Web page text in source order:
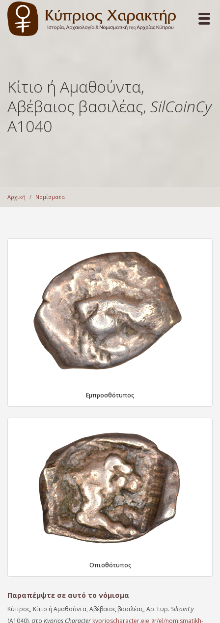
Κίτιο ή Αμαθούντα,
Αβέβαιος βασιλέας, SilCoinCy
A1040
Αρχική Νομίσματα
Εμπροσθότυπος
Οπισθότυπος
Παραπέμψτε σε αυτό το νόμισμα
Κύπρος, Κίτιο ή Αμαθούντα, Αβέβαιος βασιλέας, Αρ. Ευρ. SilcoinCy
(A1040), στο Kyprios Character kyprioscharacter.eie.gr/el/nomismatikh-